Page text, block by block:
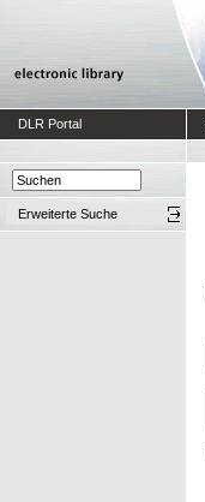
DLR Portal
Erweiterte Suche